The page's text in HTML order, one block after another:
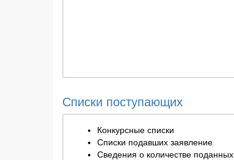
Списки поступающих
Конкурсные списки
Списки подавших заявление
Сведения о количестве поданных